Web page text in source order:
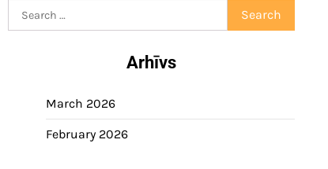
for:
Arhīvs
March 2026
February 2026